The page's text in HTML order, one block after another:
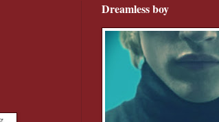
Dreamless boy